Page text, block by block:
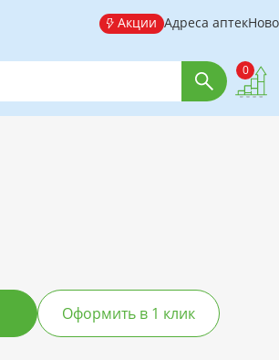
Акции Адреса аптек
0
Оформить в 1 клик